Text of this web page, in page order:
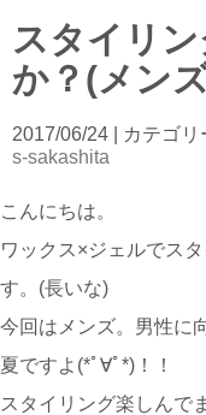
スタイリ
か？(メン
2017/06/24 | カテゴリ
s-sakashita
こんにちは。
ワックス×ジェルでス
す。(長いな)
今回はメンズ。男性に
夏ですよ(*ﾟ∀ﾟ*)！！
スタイリング楽しんで